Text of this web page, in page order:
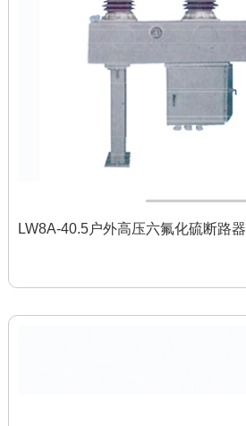
LW8A-40.5户外高压六氟化硫断路器